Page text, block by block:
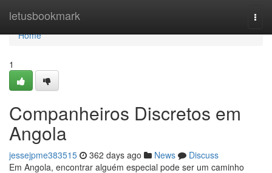
letusbookmark
Home
Home
1
Companheiros Discretos em
Angola
jessejpme383515 362 days ago News
Discuss
Em Angola, encontrar alguém especial pode ser um caminho